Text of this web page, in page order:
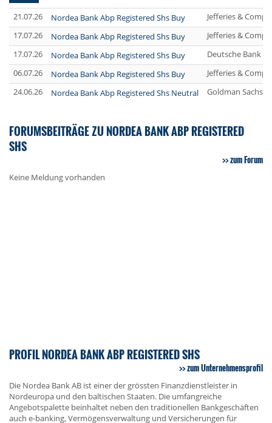
21.07.26 Nordea Bank Abp Registered Shs Buy
Jefferies &
17.07.26
Nordea Bank Abp Registered Shs Buy
Jefferies &
17.07.26
Nordea Bank Abp Registered Shs Buy
Deutsche Bank
06.07.26
Nordea Bank Abp Registered Shs Buy
Jefferies &
24.06.26
Nordea Bank Abp Registered Shs Neutral Goldman Sachs
FORUMSBEITRÄGE ZU NORDEA BANK ABP REGISTERED
SHS
zum Forum
Keine Meldung vorhanden
PROFIL NORDEA BANK ABP REGISTERED SHS
zum Unternehmensprofil
Die Nordea Bank AB ist einer der grössten Finanzdienstleister in
Nordeuropa und den baltischen Staaten. Die umfangreiche
Angebotspalette beinhaltet neben den traditionellen Bankgeschäften
auch e-banking, Vermögensverwaltung und Versicherungen für